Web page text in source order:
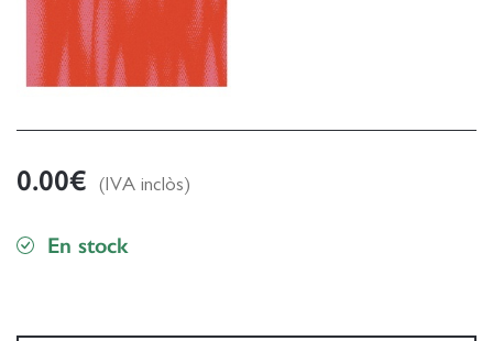
0.00€ (IVA inclòs)
En stock